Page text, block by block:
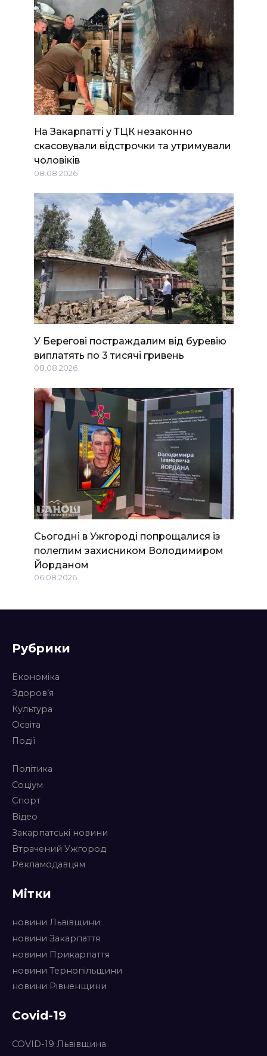
На Закарпатті у ТЦК незаконно
скасовували відстрочки та утримували
чоловіків
08.08.2026
У Берегові постраждалим від буревію
виплатять по 3 тисячі гривень
08.08.2026
Сьогодні в Ужгороді попрощалися із
полеглим захисником Володимиром
Йорданом
06.08.2026
Рубрики
Економіка
Здоров’я
Культура
Освіта
Події
Політика
Соціум
Спорт
Відео
Закарпатські новини
Втрачений Ужгород
Рекламодавцям
Мітки
новини Львівщини
новини Закарпаття
новини Прикарпаття
новини Тернопільщини
новини Рівненщини
Covid-19
COVID-19 Львівщина